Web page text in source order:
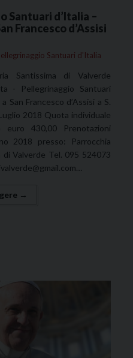
Santuari d’Italia –
Francesco d’Assisi
Santuari d'Italia
Santissima di Valverde
- Pellegrinaggio Santuari
San Francesco d’Assisi a S.
2018 Quota individuale
euro 430,00 Prenotazioni
2018 presso: Parrocchia
di Valverde Tel. 095 524073
→